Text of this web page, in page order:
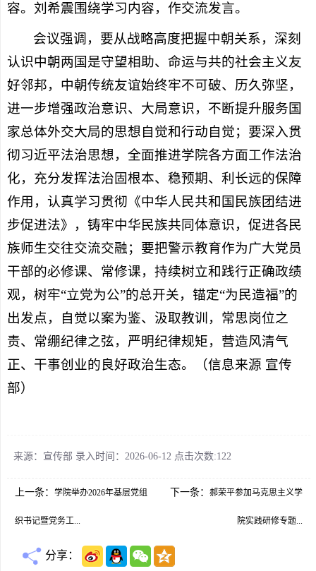
容。刘希震围绕学习内容，作交流发言。
会议强调，要从战略高度把握中朝关系，深刻
认识中朝两国是守望相助、命运与共的社会主义友
好邻邦，中朝传统友谊始终牢不可破、历久弥坚，
进一步增强政治意识、大局意识，不断提升服务国
家总体外交大局的思想自觉和行动自觉；要深入贯
彻习近平法治思想，全面推进学院各方面工作法治
化，充分发挥法治固根本、稳预期、利长远的保障
作用，认真学习贯彻《中华人民共和国民族团结进
步促进法》，铸牢中华民族共同体意识，促进各民
族师生交往交流交融；要把警示教育作为广大党员
干部的必修课、常修课，持续树立和践行正确政绩
观，树牢“立党为公”的总开关，锚定“为民造福”的
出发点，自觉以案为鉴、汲取教训，常思岗位之
责、常绷纪律之弦，严明纪律规矩，营造风清气
正、干事创业的良好政治生态。（信息来源 宣传
部）
来源：宣传部 录入时间：2026-06-12 点击次数:122
上一条： 学院举办2026年基层党组
织书记暨党务工...
下一条：郝荣平参加马克思主义学
院实践研修专题...
分享：